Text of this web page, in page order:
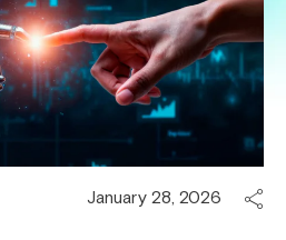
January 28, 2026